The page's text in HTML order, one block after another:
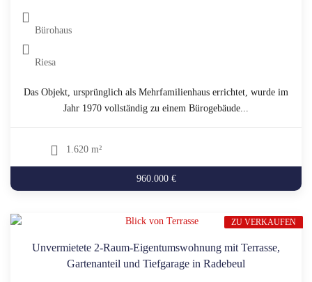
Bürohaus
Riesa
Das Objekt, ursprünglich als Mehrfamilienhaus errichtet, wurde im
Jahr 1970 vollständig zu einem Bürogebäude...
1.620 m²
960.000 €
Unvermietete 2-Raum-Eigentumswohnung mit Terrasse,
Gartenanteil und Tiefgarage in Radebeul
ZU VERKAUFEN